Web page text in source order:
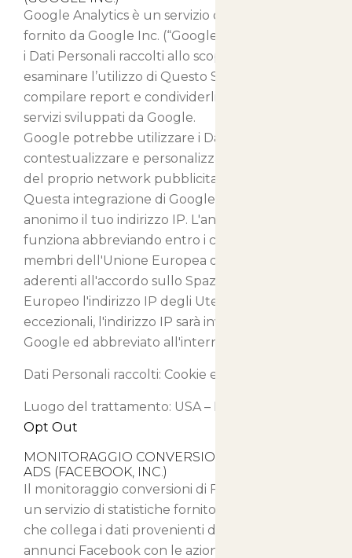
Google Analytics è un servizio di analisi web
fornito da Google Inc. (“Google”). Google utilizza
i Dati Personali raccolti allo scopo di tracciare ed
esaminare l’utilizzo di Questo Sito Web,
compilare report e condividerli con gli altri
servizi sviluppati da Google.
Google potrebbe utilizzare i Dati Personali per
contestualizzare e personalizzare gli annunci
del proprio network pubblicitario.
Questa integrazione di Google Analytics rende
anonimo il tuo indirizzo IP. L'anonimizzazione
funziona abbreviando entro i confini degli stati
membri dell'Unione Europea o in altri Paesi
aderenti all'accordo sullo Spazio Economico
Europeo l'indirizzo IP degli Utenti. Solo in casi
eccezionali, l'indirizzo IP sarà inviato ai server di
Google ed abbreviato all'interno degli Stati Uniti.
Dati Personali raccolti: Cookie e Dati di Utilizzo.
Luogo del trattamento: USA – Privacy Policy
Opt Out
MONITORAGGIO CONVERSIONI DI FACEBOOK
ADS (FACEBOOK, INC.)
Il monitoraggio conversioni di Facebook Ads è
un servizio di statistiche fornito da Facebook, Inc.
che collega i dati provenienti dal network di
annunci Facebook con le azioni compiute